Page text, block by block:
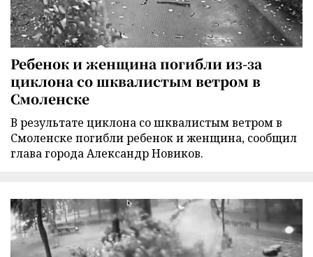
Ребенок и женщина погибли из-за
циклона со шквалистым ветром в
Смоленске
В результате циклона со шквалистым ветром в
Смоленске погибли ребенок и женщина, сообщил
глава города Александр Новиков.